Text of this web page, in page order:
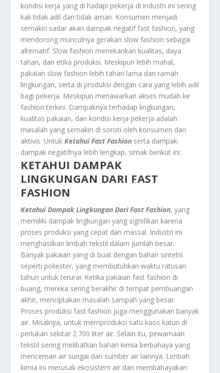
kondisi kerja yang di hadapi pekerja di industri ini sering
kali tidak adil dan tidak aman. Konsumen menjadi
semakin sadar akan dampak negatif fast fashion, yang
mendorong munculnya gerakan slow fashion sebagai
alternatif. Slow fashion menekankan kualitas, daya
tahan, dan etika produksi. Meskipun lebih mahal,
pakaian slow fashion lebih tahan lama dan ramah
lingkungan, serta di produksi dengan cara yang lebih adil
bagi pekerja. Meskipun menawarkan akses mudah ke
fashion terkini. Dampaknya terhadap lingkungan,
kualitas pakaian, dan kondisi kerja pekerja adalah
masalah yang semakin di soroti oleh konsumen dan
aktivis. UntukKetahui Fast Fashion serta dampak-
dampak negatifnya lebih lengkap, simak berikut ini.
KETAHUI DAMPAK
LINGKUNGAN DARI FAST
FASHION
Ketahui Dampak Lingkungan Dari Fast Fashion, yang
memiliki dampak lingkungan yang signifikan karena
proses produksi yang cepat dan massal. Industri ini
menghasilkan limbah tekstil dalam jumlah besar.
Banyak pakaian yang di buat dengan bahan sintetis
seperti poliester, yang membutuhkan waktu ratusan
tahun untuk terurai. Ketika pakaian fast fashion di
buang, mereka sering berakhir di tempat pembuangan
akhir, menciptakan masalah sampah yang besar.
Proses produksi fast fashion juga menggunakan banyak
air. Misalnya, untuk memproduksi satu kaos katun di
perlukan sekitar 2.700 liter air. Selain itu, pewarnaan
tekstil sering melibatkan bahan kimia berbahaya yang
mencemari air sungai dan sumber air lainnya. Limbah
kimia ini merusak ekosistem air dan membahayakan